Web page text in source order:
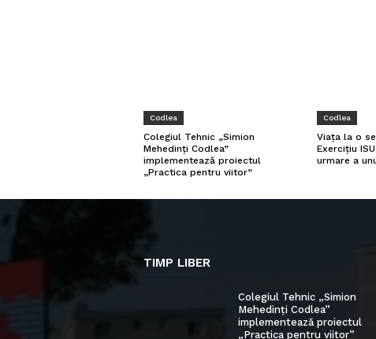
Codlea
Colegiul Tehnic „Simion
Mehedinți Codlea”
implementează proiectul
„Practica pentru viitor”
Codlea
Viața la o
Exercițiu
urmare a
TIMP LIBER
Colegiul Tehnic „Simion
Mehedinți Codlea”
implementează proiectul
„Practica pentru viitor”